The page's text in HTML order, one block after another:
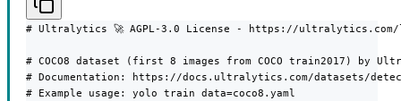
# Ultralytics 🚀 AGPL-3.0 License - https://ultralytics.com/
# COCO8 dataset (first 8 images from COCO train2017) by
# Documentation: https://docs.ultralytics.com/datasets/
# Example usage: yolo train data=coco8.yaml